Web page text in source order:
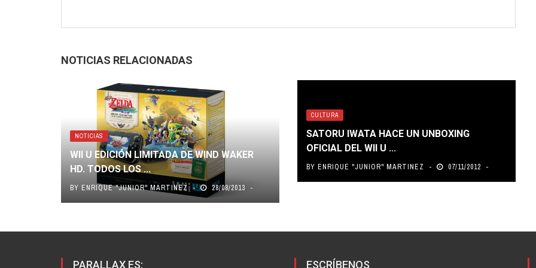
NOTICIAS RELACIONADAS
NOTICIAS
WII U EDICIÓN LIMITADA DE WIND WAKER
HD. TODOS LOS ...
BY ENRIQUE "JUNIOR" MARTINEZ 28/08/2013
CULTURA
SATORU IWATA HACE UN UNBOXING
OFICIAL DEL WII U ...
BYENRIQUE "JUNIOR" MARTINEZ 07/11/2012
PARALLAX ES: ESCRÍBENOS